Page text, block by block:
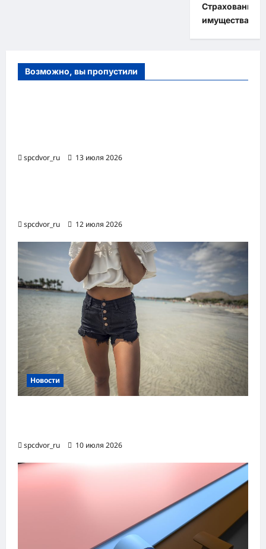
Страхование
имущества
Возможно, вы пропустили
spcdvor_ru 13 июля 2026
spcdvor_ru 12 июля 2026
Новости
spcdvor_ru 10 июля 2026